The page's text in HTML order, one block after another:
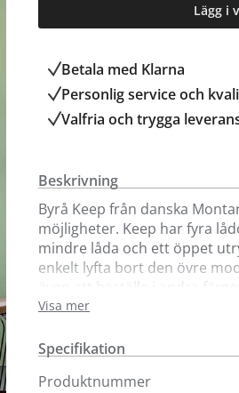
Lägg i
Betala med Klarna
Personlig service och
Valfria och trygga
Beskrivning
Byrå Keep från danska
möjligheter. Keep har fyra
mindre låda och ett öppet
enkelt lyfta bort den övre
även att beställa i andra
vardagsrummet.
Montana visas endast i vår
Visa mer
Specifikation
Produktnummer